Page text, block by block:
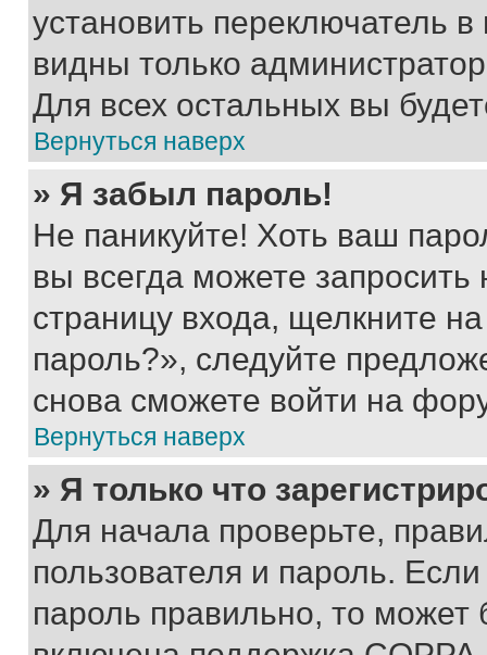
установить переключатель
видны только
Для всех остальных вы
Вернуться наверх
» Я забыл пароль!
Не паникуйте! Хоть ваш
вы всегда можете
страницу входа, щелкните
пароль?», следуйте
снова сможете войти на
Вернуться наверх
» Я только что
Для начала проверьте,
пользователя и пароль.
пароль правильно, то может